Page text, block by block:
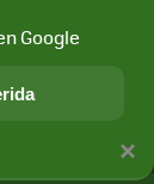
×
Google